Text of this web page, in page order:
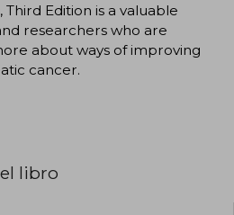
Edition is a valuable
researchers who are
about ways of improving
cancer.
libro